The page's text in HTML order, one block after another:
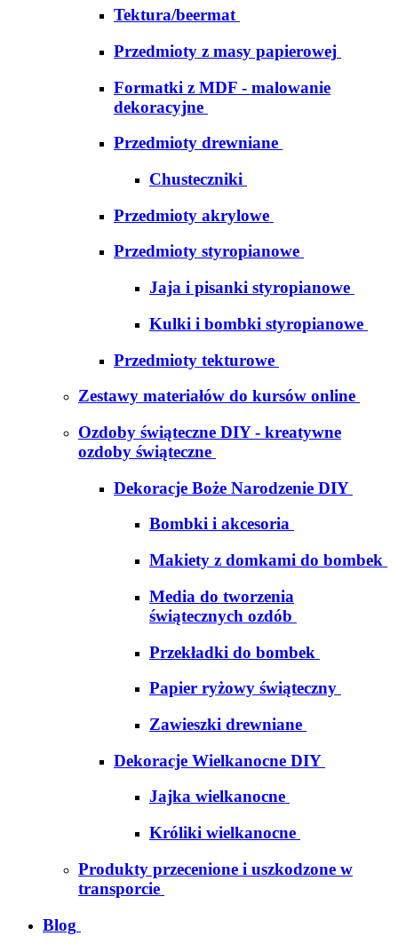
Tektura/beermat
Przedmioty z masy papierowej
Formatki z MDF - malowanie
dekoracyjne
Przedmioty drewniane
Chusteczniki
Przedmioty akrylowe
Przedmioty styropianowe
Jaja i pisanki styropianowe
Kulki i bombki styropianowe
Przedmioty tekturowe
Zestawy materiałów do kursów online
Ozdoby świąteczne DIY - kreatywne
ozdoby świąteczne
Dekoracje Boże Narodzenie DIY
Bombki i akcesoria
Makiety z domkami do bombek
Media do tworzenia
świątecznych ozdób
Przekładki do bombek
Papier ryżowy świąteczny
Zawieszki drewniane
Dekoracje Wielkanocne DIY
Jajka wielkanocne
Króliki wielkanocne
Produkty przecenione i uszkodzone w
transporcie
Blog